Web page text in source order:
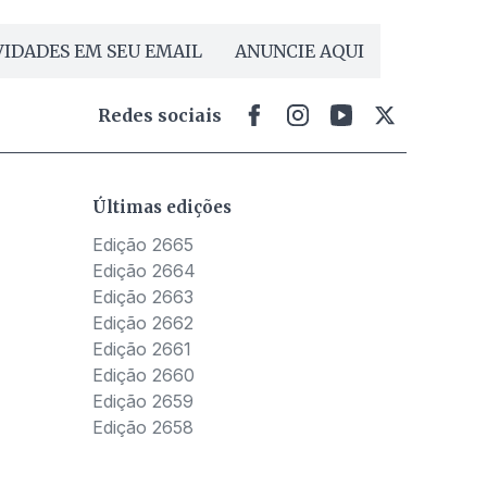
EM SEU EMAIL ANUNCIE AQUI
Redes sociais
Últimas edições
Edição 2665
Edição 2664
Edição 2663
Edição 2662
Edição 2661
Edição 2660
Edição 2659
Edição 2658